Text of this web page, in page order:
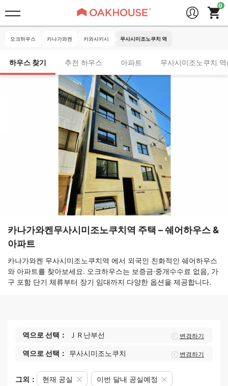
오크하우스 카나가와켄 카와사키시 무사시미조노쿠치 역
하우스 찾기 추천 하우스 아파트 무사시미조노쿠치
카나가와켄무사시미조노쿠치역 주택 – 쉐어하우스 &
아파트
카나가와켄 무사시미조노쿠치역 에서 외국인 친화적인 쉐어하우스
와 아파트를 찾아보세요. 오크하우스는 보증금·중개수수료 없음, 가
구 포함 단기 체류부터 장기 임대까지 다양한 옵션을 제공합니다.
역으로 선택： ＪＲ난부선 변경하기
역으로 선택： 무사시미조노쿠치 변경하기
그외： 현재 공실 이번 달내 공실예정